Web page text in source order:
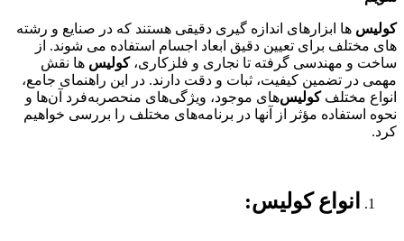
کولیس ها ابزارهای اندازه گیری دقیقی هستند که در صنایع و رشته
های مختلف برای تعیین دقیق ابعاد اجسام استفاده می شوند. از
ساخت و مهندسی گرفته تا نجاری و فلزکاری،کولیس ها نقش
مهمی در تضمین کیفیت، ثبات و دقت دارند. در این راهنمای جامع،
انواع مختلفکولیس‌های موجود، ویژگی‌های منحصربه‌فرد آن‌ها و
نحوه استفاده مؤثر از آنها در برنامه‌های مختلف را بررسی خواهیم
کرد.
انواع کولیس: